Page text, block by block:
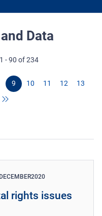
Data
- 90 of 234
9 10 11 12
13
DECEMBER2020
rights issues